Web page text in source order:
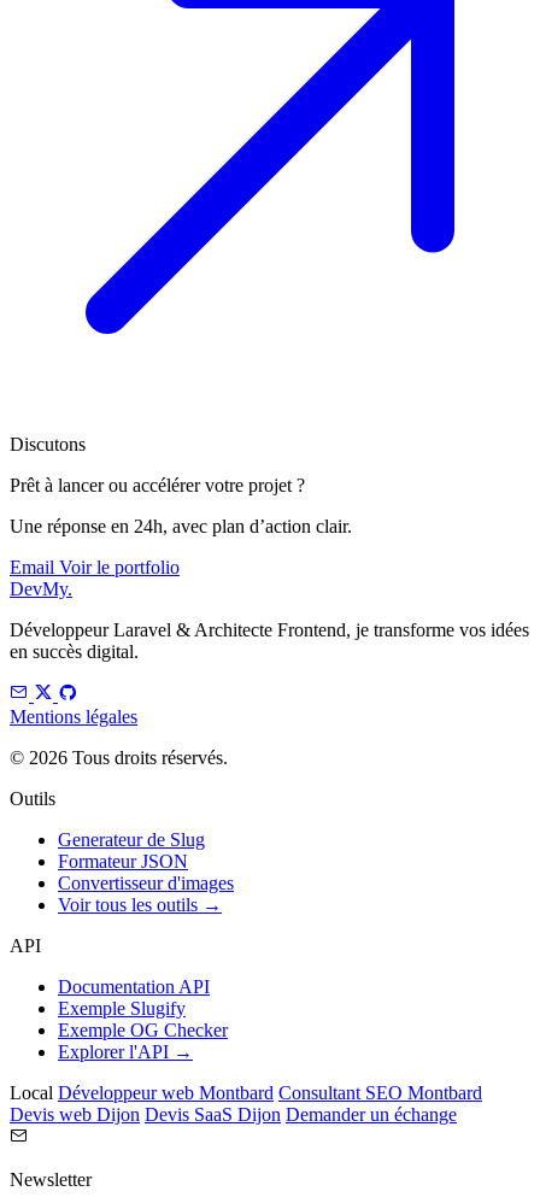
Discutons
Prêt à lancer ou accélérer votre projet ?
Une réponse en 24h, avec plan d’action clair.
Email Voir le portfolio
DevMy.
Développeur Laravel & Architecte Frontend, je transforme vos idées
en succès digital.
Mentions légales
© 2026 Tous droits réservés.
Outils
Generateur de Slug
Formateur JSON
Convertisseur d'images
Voir tous les outils →
API
Documentation API
Exemple Slugify
Exemple OG Checker
Explorer l'API →
Local Développeur web Montbard Consultant SEO Montbard
Devis web Dijon Devis SaaS Dijon Demander un échange
Newsletter